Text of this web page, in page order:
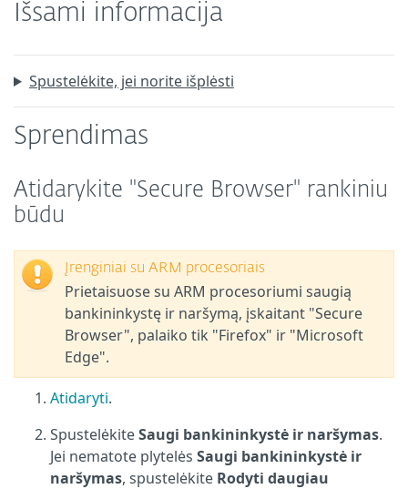
Išsami informacija
Spustelėkite, jei norite išplėsti
Sprendimas
Atidarykite "Secure Browser" rankiniu
būdu
Įrenginiai su ARM procesoriais
Prietaisuose su ARM procesoriumi saugią
bankininkystę ir naršymą, įskaitant "Secure
Browser", palaiko tik "Firefox" ir "Microsoft
Edge".
Atidaryti.
SpustelėkiteSaugi bankininkystė ir naršymas.
Jei nematote plytelės Saugi bankininkystė ir
naršymas, spustelėkite Rodyti daugiau